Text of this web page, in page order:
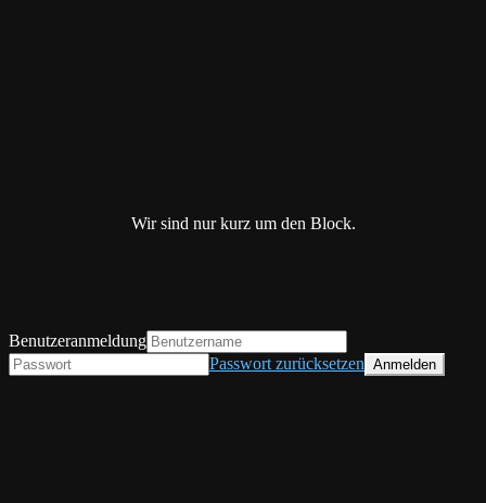
Wir sind nur kurz um den Block.
Benutzeranmeldung
Passwort zurücksetzen